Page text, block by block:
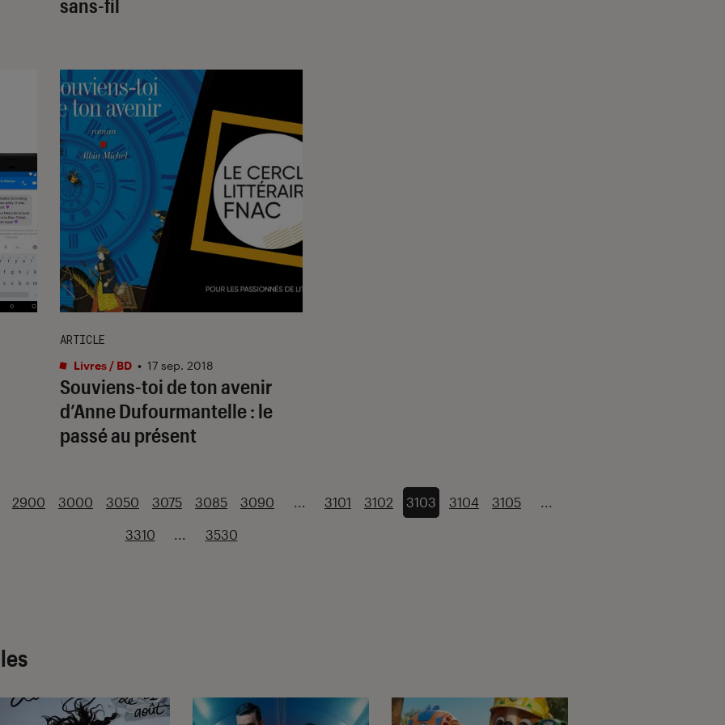
sans-fil
Souviens-toi de ton avenir
d’Anne Dufourmantelle : le
passé au présent
ARTICLE
Livres / BD • 17 sep. 2018
2900 3000 3050 3075 3085 3090 ... 3101 3102 3103 3104 3105 ...
3310 ... 3530